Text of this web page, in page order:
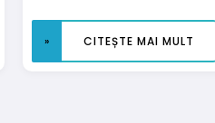
CITEȘTE MAI MULT